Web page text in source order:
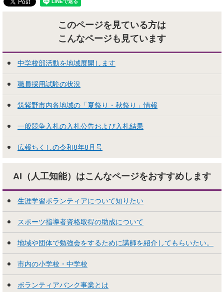
このページを見ている方は
こんなページも見ています
中学校部活動を地域展開します
職員採用試験の状況
筑紫野市内各地域の「夏祭り・秋祭り」情報
一般競争入札の入札公告および入札結果
広報ちくしの令和8年8月号
AI（人工知能）はこんなページをおすすめします
生涯学習ボランティアについて知りたい
スポーツ指導者資格取得の助成について
地域や団体で勉強会をするために講師を紹介してもらいたい。
市内の小学校・中学校
ボランティアバンク事業とは